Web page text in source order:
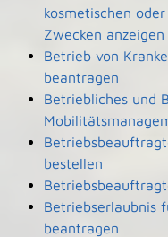
kosmetischen
Zwecken anzeigen
Betrieb von
beantragen
Betriebliches und
bestellen
Betriebserlaubnis
beantragen